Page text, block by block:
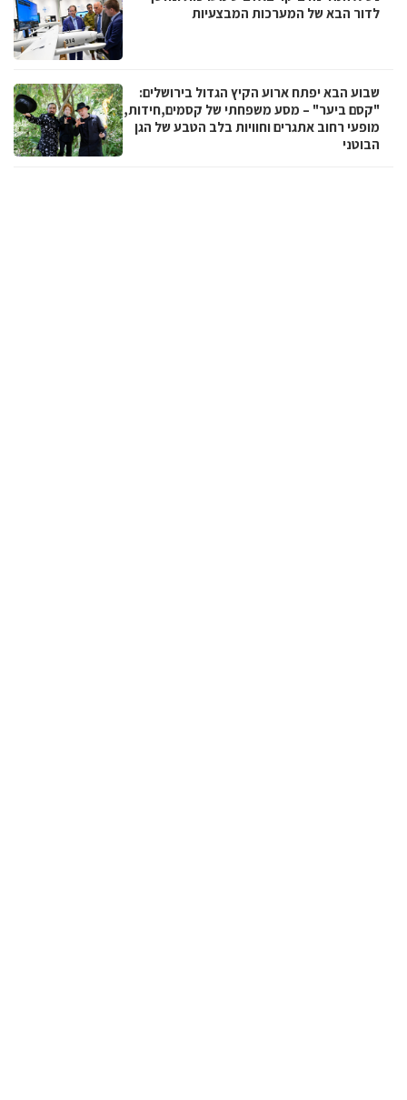
לדור הבא של המערכות המבצעיות
שבוע הבא יפתח ארוע הקיץ הגדול בירושלים:
"קסם ביער" – מסע משפחתי של קסמים,חידות,
מופעי רחוב אתגרים וחוויות בלב הטבע של הגן
הבוטני